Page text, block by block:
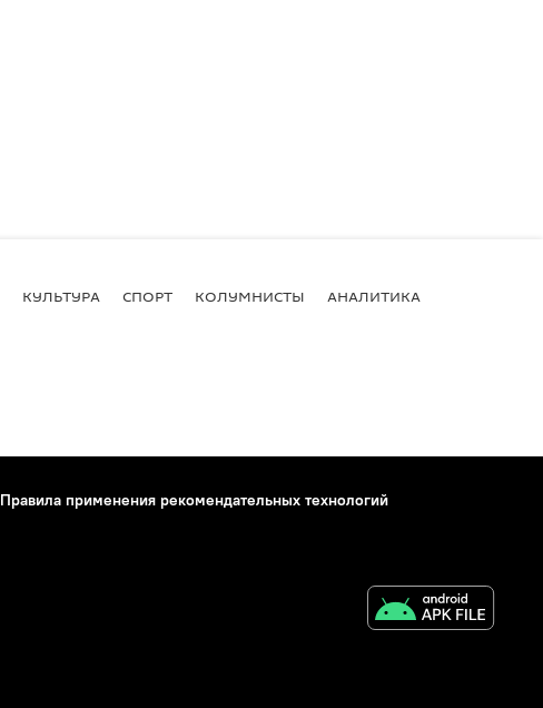
КУЛЬТУРА СПОРТ КОЛУМНИСТЫ АНАЛИТИКА
Правила применения рекомендательных технологий